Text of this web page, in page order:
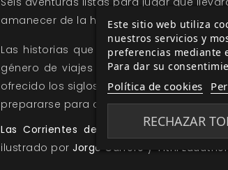
amanecer de la humanidad hasta el siglo
Las historias que se pueden construir
género de viajes en el tiempo en la
ofrecido los siglos, y los peligros, tantos
prepararse para conocer.
Las Corrientes del Tiempoes un juego
ilustrado por Jorge Carrero y Tithi
Este sitio web utiliza
nuestros servicios y
preferencias mediante
Para dar su
Política de cookies
RECHAZAR